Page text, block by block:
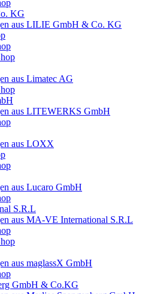
KG
aus LILIE GmbH & Co. KG
aus Limatec AG
aus LITEWERKS GmbH
aus LOXX
aus Lucaro GmbH
S.R.L
aus MA-VE International S.R.L
aus maglassX GmbH
GmbH & Co.KG